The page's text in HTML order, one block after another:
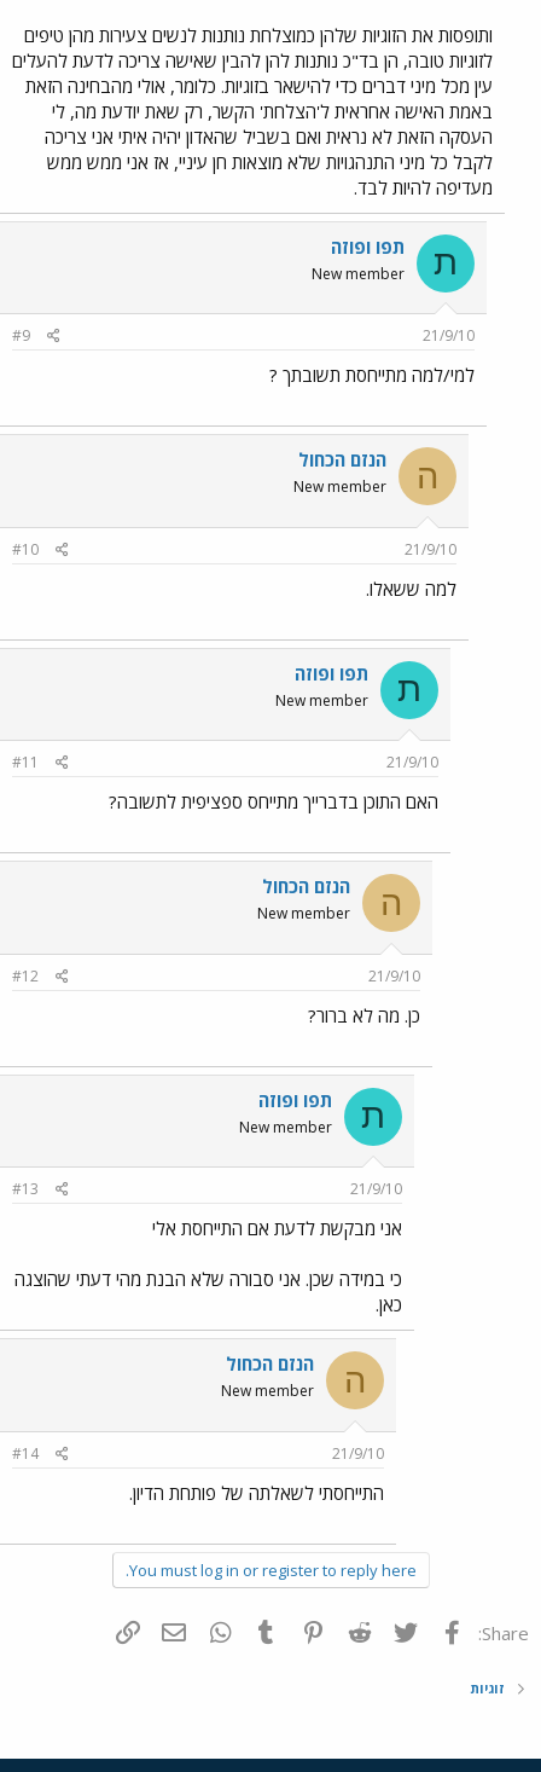
ותופסות את הזוגיות שלהן כמוצלחת נותנות לנשים צעירות מהן טיפים
לזוגיות טובה, הן בד"כ נותנות להן להבין שאישה צריכה לדעת להעלים
עין מכל מיני דברים כדי להישאר בזוגיות. כלומר, אולי מהבחינה הזאת
באמת האישה אחראית ל'הצלחת' הקשר, רק שאת יודעת מה, לי
העסקה הזאת לא נראית ואם בשביל שהאדון יהיה איתי אני צריכה
לקבל כל מיני התנהגויות שלא מוצאות חן עיניי, אז אני ממש ממש
מעדיפה להיות לבד.
ת תפו ופוזה
New member
21/9/10
#9
למי/למה מתייחסת תשובתך ?
ה הנזם הכחול
New member
21/9/10
#10
למה ששאלו.
ת תפו ופוזה
New member
21/9/10
#11
האם התוכן בדברייך מתייחס ספציפית לתשובה?
ה הנזם הכחול
New member
21/9/10
#12
כן. מה לא ברור?
ת תפו ופוזה
New member
21/9/10
#13
אני מבקשת לדעת אם התייחסת אלי
כי במידה שכן. אני סבורה שלא הבנת מהי דעתי שהוצגה
כאן.
ה הנזם הכחול
New member
21/9/10
#14
התייחסתי לשאלתה של פותחת הדיון.
You must log in or register to reply here.
Share: פייסבוק Twitter
Reddit
Pinterest
Tumblr
WhatsAppדואר אלקטרוני
זוגיות